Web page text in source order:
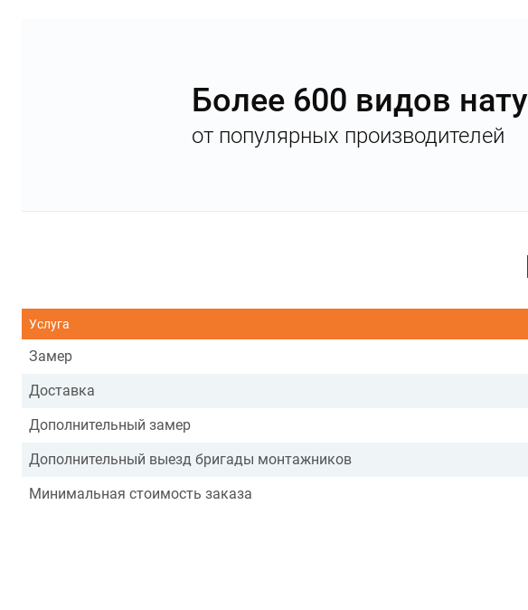
Более 600 видов
от популярных производителей
Услуга
Замер
Доставка
Дополнительный замер
Дополнительный выезд бригады монтажников
Минимальная стоимость заказа